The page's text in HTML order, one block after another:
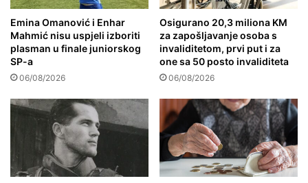
Emina Omanović i Enhar
Mahmić nisu uspjeli izboriti
plasman u finale juniorskog
SP-a
06/08/2026
Osigurano 20,3 miliona KM
za zapošljavanje osoba s
invaliditetom, prvi put i za
one sa 50 posto invaliditeta
06/08/2026